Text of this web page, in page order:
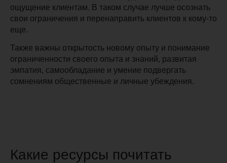
ощущение клиентам. В таком случае лучше осознать
свои ограничения и перенаправить клиентов к кому-то
еще.
Также важны открытость новому опыту и понимание
ограниченности своего опыта и знаний, развитая
эмпатия, самообладание и умение подвергать
сомнениям общественные и личные убеждения.
Какие ресурсы почитать